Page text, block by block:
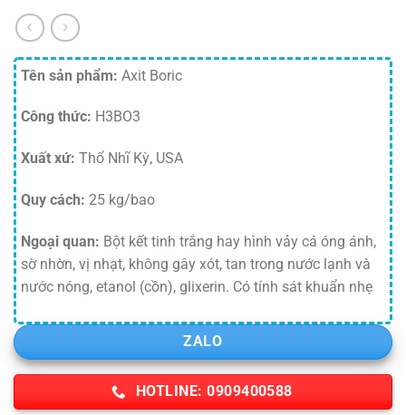
Tên sản phẩm: Axit Boric
Công thức: H3BO3
Xuất xứ: Thổ Nhĩ Kỳ, USA
Quy cách: 25 kg/bao
Ngoại quan: Bột kết tinh trắng hay hình vảy cá óng ánh,
sờ nhờn, vị nhạt, không gây xót, tan trong nước lạnh và
nước nóng, etanol (cồn), glixerin. Có tính sát khuẩn nhẹ
ZALO
HOTLINE: 0909400588